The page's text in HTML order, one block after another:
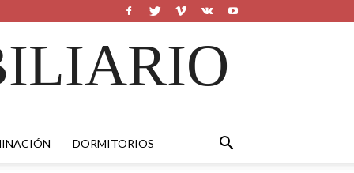
DORMITORIOS